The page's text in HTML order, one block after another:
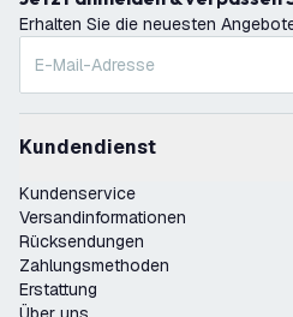
Erhalten Sie die neuesten
Kundendienst
Kundenservice
Versandinformationen
Rücksendungen
Zahlungsmethoden
Erstattung